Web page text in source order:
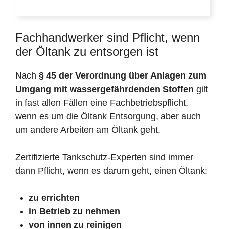
Fachhandwerker sind Pflicht, wenn
der Öltank zu entsorgen ist
Nach § 45 der Verordnung über Anlagen zum
Umgang mit wassergefährdenden Stoffen gilt
in fast allen Fällen eine Fachbetriebspflicht,
wenn es um die Öltank Entsorgung, aber auch
um andere Arbeiten am Öltank geht.
Zertifizierte Tankschutz-Experten sind immer
dann Pflicht, wenn es darum geht, einen Öltank:
zu errichten
in Betrieb zu nehmen
von innen zu reinigen